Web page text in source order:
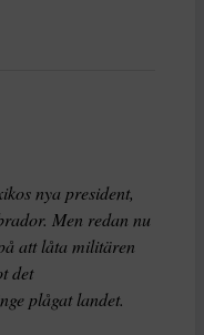
nya president,
Men redan nu
att låta militären
det
plågat landet.